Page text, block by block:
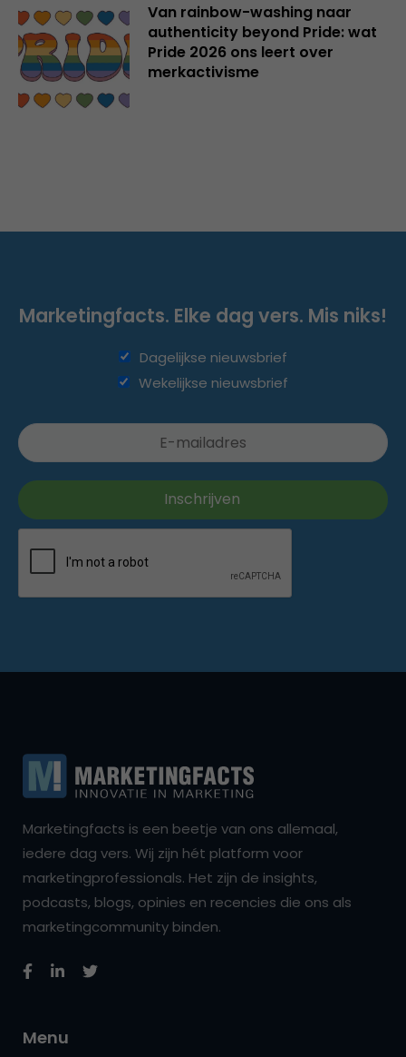
Van rainbow-washing naar
authenticity beyond Pride: wat
Pride 2026 ons leert over
merkactivisme
Marketingfacts. Elke dag vers. Mis niks!
Dagelijkse nieuwsbrief
Wekelijkse nieuwsbrief
Marketingfacts is een beetje van ons allemaal,
iedere dag vers. Wij zijn hét platform voor
marketingprofessionals. Het zijn de insights,
podcasts, blogs, opinies en recencies die ons als
marketingcommunity binden.
Menu